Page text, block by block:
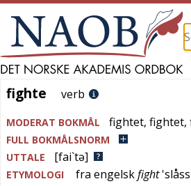
fighte
fighte verb
MODERAT BOKMÅL fightet, fightet,
FULL BOKMÅLSNORM
UTTALE
[fai`tə]
ETYMOLOGI fra engelskfight'slåss